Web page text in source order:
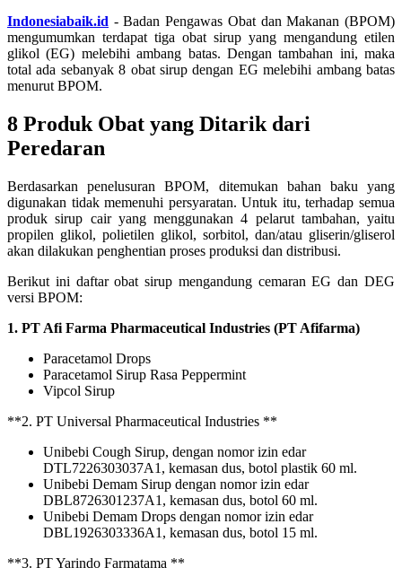
Indonesiabaik.id - Badan Pengawas Obat dan Makanan (BPOM)
mengumumkan terdapat tiga obat sirup yang mengandung etilen
glikol (EG) melebihi ambang batas. Dengan tambahan ini, maka
total ada sebanyak 8 obat sirup dengan EG melebihi ambang batas
menurut BPOM.
8 Produk Obat yang Ditarik dari
Peredaran
Berdasarkan penelusuran BPOM, ditemukan bahan baku yang
digunakan tidak memenuhi persyaratan. Untuk itu, terhadap semua
produk sirup cair yang menggunakan 4 pelarut tambahan, yaitu
propilen glikol, polietilen glikol, sorbitol, dan/atau gliserin/gliserol
akan dilakukan penghentian proses produksi dan distribusi.
Berikut ini daftar obat sirup mengandung cemaran EG dan DEG
versi BPOM:
1. PT Afi Farma Pharmaceutical Industries (PT Afifarma)
Paracetamol Drops
Paracetamol Sirup Rasa Peppermint
Vipcol Sirup
**2. PT Universal Pharmaceutical Industries **
Unibebi Cough Sirup, dengan nomor izin edar
DTL7226303037A1, kemasan dus, botol plastik 60 ml.
Unibebi Demam Sirup dengan nomor izin edar
DBL8726301237A1, kemasan dus, botol 60 ml.
Unibebi Demam Drops dengan nomor izin edar
DBL1926303336A1, kemasan dus, botol 15 ml.
**3. PT Yarindo Farmatama **